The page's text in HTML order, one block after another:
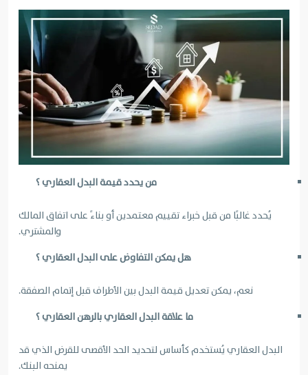
من يحدد قيمة البدل العقاري ؟
يُحدد غالبًا من قبل خبراء تقييم معتمدين أو بناءً على اتفاق المالك
والمشتري.
هل يمكن التفاوض على البدل العقاري ؟
نعم، يمكن تعديل قيمة البدل بين الأطراف قبل إتمام الصفقة.
ما علاقة البدل العقاري بالرهن العقاري ؟
البدل العقاري يُستخدم كأساس لتحديد الحد الأقصى للقرض الذي قد
يمنحه البنك.